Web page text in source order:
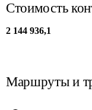
Стоимость
2 144 936,1
Маршруты и